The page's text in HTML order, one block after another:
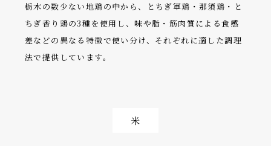
栃木の数少ない地鶏の中から、とちぎ軍鶏・那須鶏・と
ちぎ香り鶏の3種を使用し、味や脂・筋肉質による食感
差などの異なる特徴で使い分け、それぞれに適した調理
法で提供しています。
米